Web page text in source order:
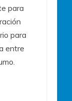
para
para
entre